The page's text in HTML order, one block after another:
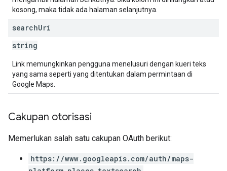
kosong, maka tidak ada halaman selanjutnya.
searchUri
string
Link memungkinkan pengguna menelusuri dengan kueri teks
yang sama seperti yang ditentukan dalam permintaan di
Google Maps.
Cakupan otorisasi
Memerlukan salah satu cakupan OAuth berikut:
https://www.googleapis.com/auth/maps-